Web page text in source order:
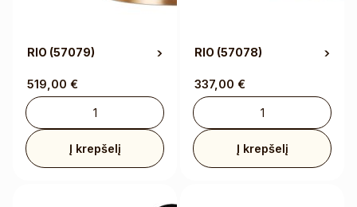
RIO (57079)
519,00 €
Į krepšelį
RIO (57078)
337,00 €
Į krepšelį